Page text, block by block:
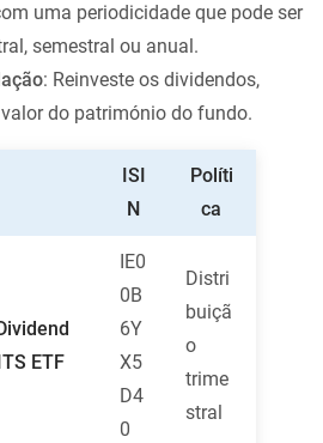
uma periodicidade que pode ser
semestral ou anual.
: Reinveste os dividendos,
do património do fundo.
ISI
N
Políti
ca
ETF
IE0
0B
6Y
X5
D4
0
Distri
buiçã
o
trime
stral